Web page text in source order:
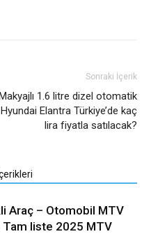
Sonraki İçerik
1.6 litre dizel otomatik
Hyundai Elantra Türkiye’de kaç
lira fiyatla satılacak?
Araç – Otomobil MTV
Tam liste 2025 MTV